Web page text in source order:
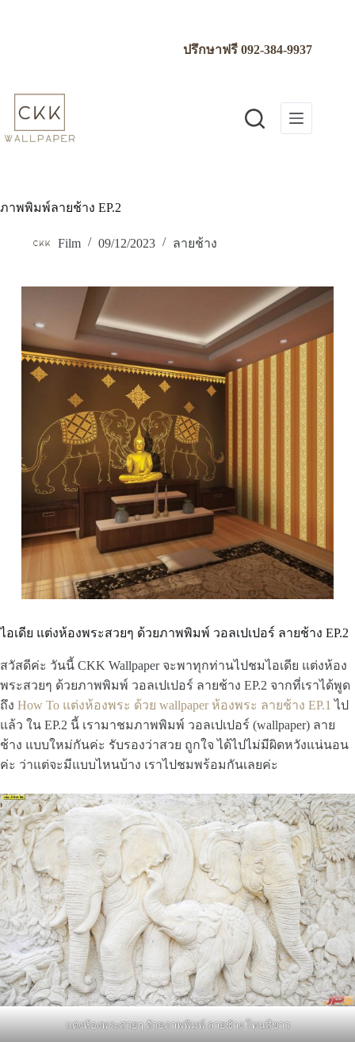
ปรึกษาฟรี092-384-9937
ภาพพิมพ์ลายช้าง EP.2
Film 09/12/2023 ลายช้าง
ไอเดีย แต่งห้องพระสวยๆ ด้วยภาพพิมพ์ วอลเปเปอร์ ลายช้าง EP.2
สวัสดีค่ะ วันนี้ CKK Wallpaper จะพาทุกท่านไปชมไอเดีย แต่งห้อง
พระสวยๆ ด้วยภาพพิมพ์ วอลเปเปอร์ ลายช้าง EP.2 จากที่เราได้พูด
ถึง How To แต่งห้องพระ ด้วย wallpaper ห้องพระ ลายช้าง EP.1 ไป
แล้ว ใน EP.2 นี้ เรามาชมภาพพิมพ์ วอลเปเปอร์ (wallpaper) ลาย
ช้าง แบบใหม่กันค่ะ รับรองว่าสวย ถูกใจ ได้ไปไม่มีผิดหวังแน่นอน
ค่ะ ว่าแต่จะมีแบบไหนบ้าง เราไปชมพร้อมกันเลยค่ะ
แต่งห้องพระสวยๆ ด้วยภาพพิมพ์ ลายช้าง โทนสีขาว